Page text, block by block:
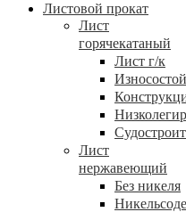
Листовой прокат
Лист
горячекатаный
Лист г/к
Лист
нержавеющий
Без никеля